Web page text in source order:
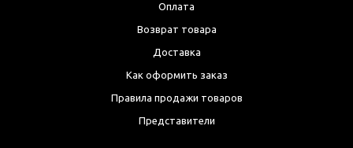
Оплата
Возврат товара
Доставка
Как оформить заказ
Правила продажи товаров
Представители